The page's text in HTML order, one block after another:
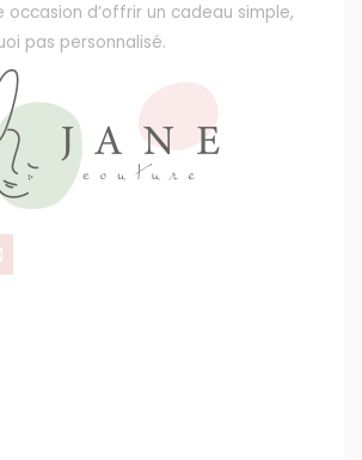
occasion d’offrir un cadeau simple,
pas personnalisé.